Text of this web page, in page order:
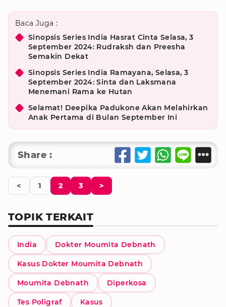
Baca Juga :
Sinopsis Series India Hasrat Cinta Selasa, 3
September 2024: Rudraksh dan Preesha
Semakin Dekat
Sinopsis Series India Ramayana, Selasa, 3
September 2024: Sinta dan Laksmana
Menemani Rama ke Hutan
Selamat! Deepika Padukone Akan Melahirkan
Anak Pertama di Bulan September Ini
Share :
< 1 2 3 >
TOPIK TERKAIT
India Dokter Moumita Debnath
Kasus Dokter Moumita Debnath
Moumita Debnath Diperkosa
Tes Poligraf Kasus